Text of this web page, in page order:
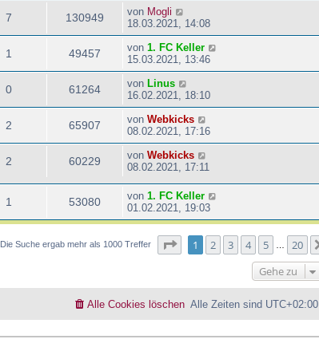
7 130949 von Mogli
18.03.2021, 14:08
1 49457 von 1. FC Keller
15.03.2021, 13:46
0 61264 von Linus
16.02.2021, 18:10
2 65907 von Webkicks
08.02.2021, 17:16
2 60229 von Webkicks
08.02.2021, 17:11
1 53080 von 1. FC Keller
01.02.2021, 19:03
Die Suche ergab mehr als 1000 Treffer Seite von20
1 2 3 4 5 20
Gehe zu
Alle Zeiten sind UTC+02:00
Alle Cookies löschen